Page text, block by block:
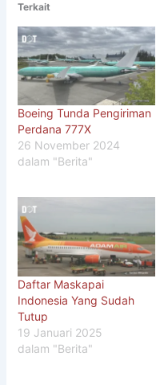
Terkait
Boeing Tunda Pengiriman
Perdana 777X
26 November 2024
dalam "Berita"
Daftar Maskapai
Indonesia Yang Sudah
Tutup
19 Januari 2025
dalam "Berita"